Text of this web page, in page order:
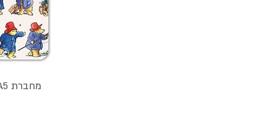
מחברת A5 מהודרת - הדב פדינגטון